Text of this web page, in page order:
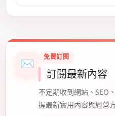
✉ 免費訂閱
訂閱最新內容
不定期收到網站、SEO
握最新實用內容與經營